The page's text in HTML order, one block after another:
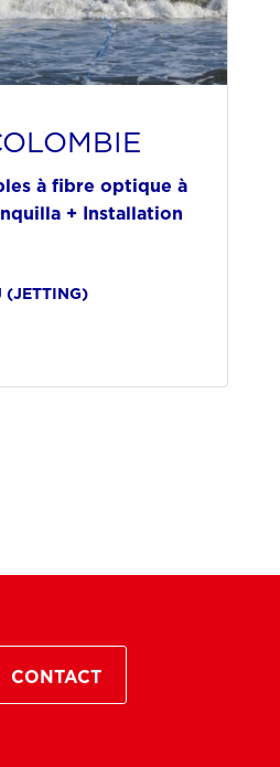
à fibre optique à
+ Installation
(JETTING)
CONTACT